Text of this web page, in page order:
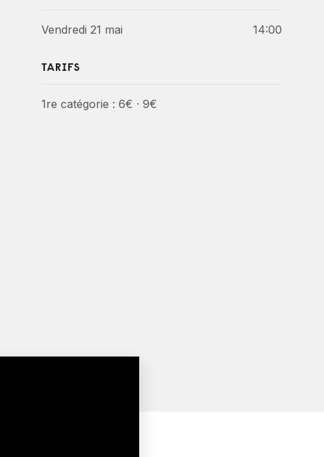
Vendredi 21 mai 14:00
TARIFS
1re catégorie : 6€ · 9€